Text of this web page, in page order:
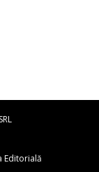
Editorială